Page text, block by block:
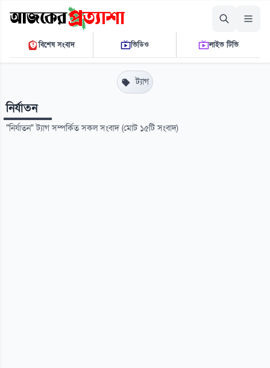
শুক্রবার, ০৭ আগস্ট ২০২৬
১২:৩১:০৬ পি.এম.THE DAILY AJKER PROTTASHA
বিশেষ সংবাদ ভিডিও লাইভ টিভি
ট্যাগ
নির্যাতন
"নির্যাতন" ট্যাগ সম্পর্কিত সকল সংবাদ (মোট ১৫টি সংবাদ)